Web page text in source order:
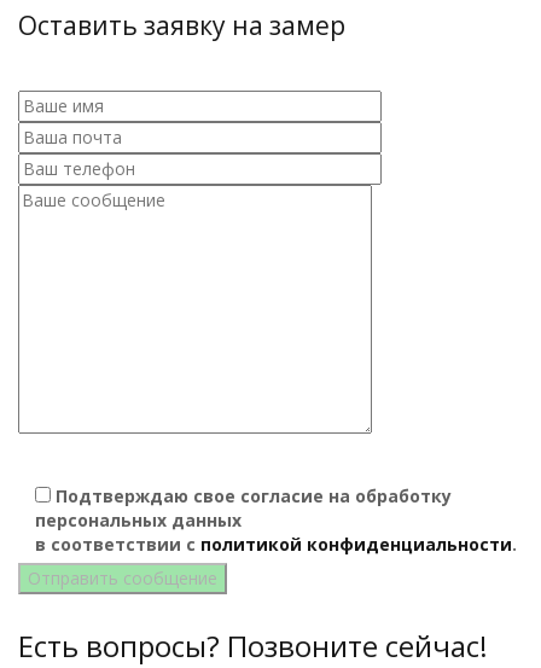
Оставить заявку на замер
Подтверждаю свое согласие на обработку
персональных данных
в соответствии с политикой конфиденциальности.
Есть вопросы? Позвоните сейчас!